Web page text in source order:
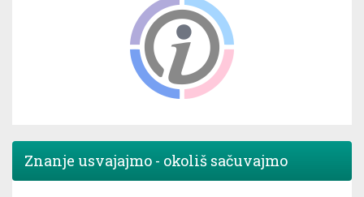
Znanje usvajajmo - okoliš sačuvajmo